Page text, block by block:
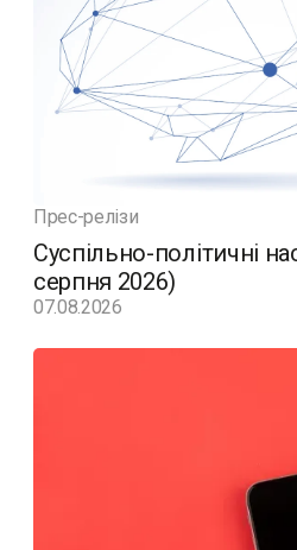
Прес-релізи
Суспільно-політичні
серпня 2026)
07.08.2026